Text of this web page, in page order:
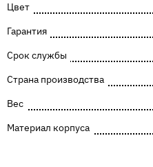
Цвет
Гарантия
Срок службы
Страна производства
Вес
Материал корпуса